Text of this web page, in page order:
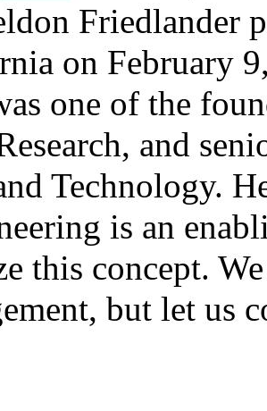
Friedlander
on February
one of the
and
Technology.
is an
this concept.
but let us